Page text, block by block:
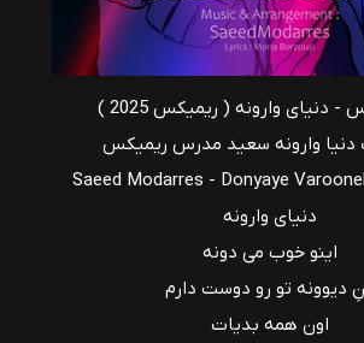
دنیای وارونه ( ریمیکس 2025 )
وارونه سعید مدرس ریمیکس
Saeed Modarres - Donyaye
دنیای وارونه
اینو خوب می دونه
دیوونه تو رو دوست دارم
اون همه بدیات